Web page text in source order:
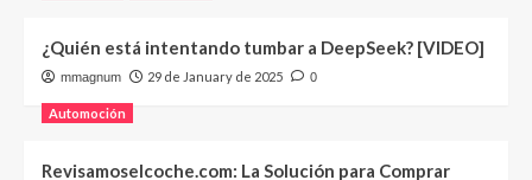
¿Quién está intentando tumbar a DeepSeek? [VIDEO]
mmagnum 29 de January de 2025 0
Automoción
Revisamoselcoche.com: La Solución para Comprar